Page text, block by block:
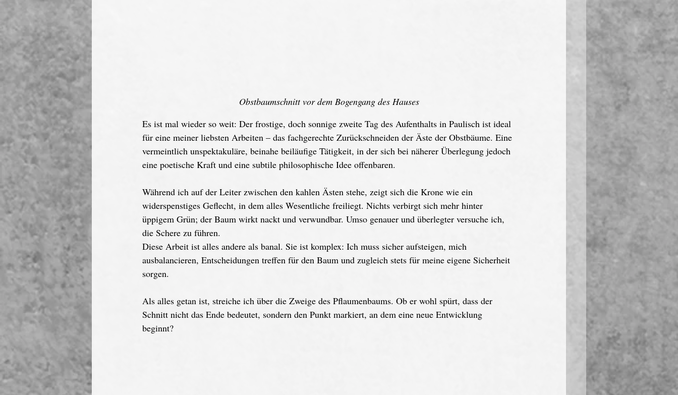
Obstbaumschnitt vor dem Bogengang des Hauses
Es ist mal wieder so weit: Der frostige, doch sonnige zweite Tag des Aufenthalts in Paulisch ist ideal
für eine meiner liebsten Arbeiten – das fachgerechte Zurückschneiden der Äste der Obstbäume. Eine
vermeintlich unspektakuläre, beinahe beiläufige Tätigkeit, in der sich bei näherer Überlegung jedoch
eine poetische Kraft und eine subtile philosophische Idee offenbaren.
Während ich auf der Leiter zwischen den kahlen Ästen stehe, zeigt sich die Krone wie ein
widerspenstiges Geflecht, in dem alles Wesentliche freiliegt. Nichts verbirgt sich mehr hinter
üppigem Grün; der Baum wirkt nackt und verwundbar. Umso genauer und überlegter versuche ich,
die Schere zu führen.
Diese Arbeit ist alles andere als banal. Sie ist komplex: Ich muss sicher aufsteigen, mich
ausbalancieren, Entscheidungen treffen für den Baum und zugleich stets für meine eigene Sicherheit
sorgen.
Als alles getan ist, streiche ich über die Zweige des Pflaumenbaums. Ob er wohl spürt, dass der
Schnitt nicht das Ende bedeutet, sondern den Punkt markiert, an dem eine neue Entwicklung
beginnt?